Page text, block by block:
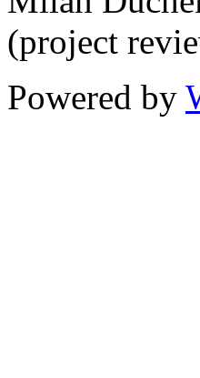
(project
Powered by